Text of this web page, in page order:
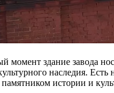
момент здание завода
наследия. Есть
истории и